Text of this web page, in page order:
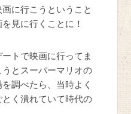
に行こうということ
見に行くことに！
トで映画に行ってま
とスーパーマリオの
調べたら、当時よく
く潰れていて時代の